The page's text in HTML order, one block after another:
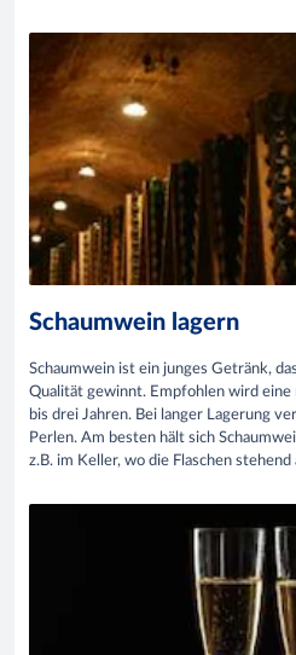
Schaumwein lagern
Schaumwein ist ein junges Getränk,
Qualität gewinnt. Empfohlen wird eine
bis drei Jahren. Bei langer Lagerung
Perlen. Am besten hält sich
z.B. im Keller, wo die Flaschen